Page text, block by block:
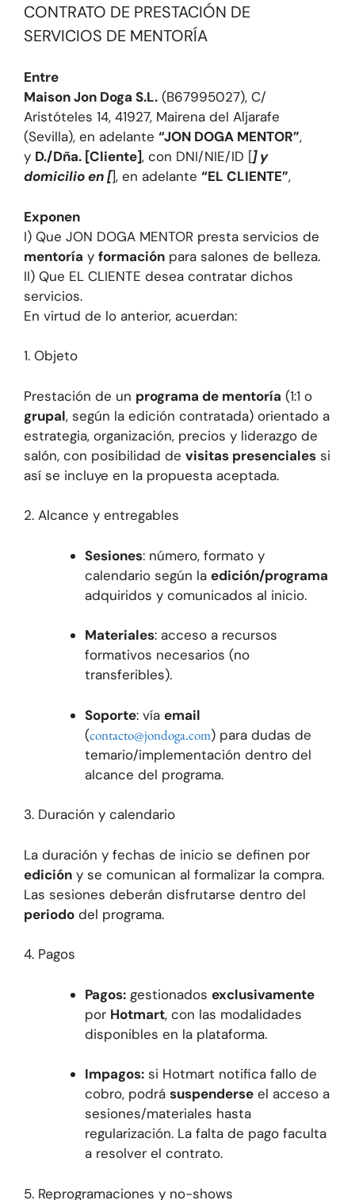
CONTRATO DE PRESTACIÓN DE
SERVICIOS DE MENTORÍA
Entre
Maison Jon Doga S.L. (B67995027), C/
Aristóteles 14, 41927, Mairena del Aljarafe
(Sevilla), en adelante “JON DOGA MENTOR”,
y D./Dña. [Cliente], con DNI/NIE/ID [] y
domicilio en [], en adelante “EL CLIENTE”,
Exponen
I) Que JON DOGA MENTOR presta servicios de
mentoría y formación para salones de belleza.
II) Que EL CLIENTE desea contratar dichos
servicios.
En virtud de lo anterior, acuerdan:
1. Objeto
Prestación de un programa de mentoría (1:1 o
grupal, según la edición contratada) orientado a
estrategia, organización, precios y liderazgo de
salón, con posibilidad de visitas presenciales si
así se incluye en la propuesta aceptada.
2. Alcance y entregables
Sesiones: número, formato y
calendario según la edición/programa
adquiridos y comunicados al inicio.
Materiales: acceso a recursos
formativos necesarios (no
transferibles).
Soporte: vía email
(contacto@jondoga.com) para dudas de
temario/implementación dentro del
alcance del programa.
3. Duración y calendario
La duración y fechas de inicio se definen por
edición y se comunican al formalizar la compra.
Las sesiones deberán disfrutarse dentro del
periodo del programa.
4. Pagos
Pagos:gestionados exclusivamente
por Hotmart, con las modalidades
disponibles en la plataforma.
Impagos:si Hotmart notifica fallo de
cobro, podrá suspenderseel acceso a
sesiones/materiales hasta
regularización. La falta de pago faculta
a resolver el contrato.
5. Reprogramaciones y no-shows